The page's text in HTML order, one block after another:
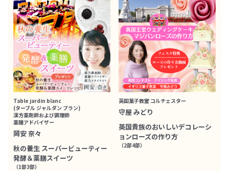
Table jardin blanc
(ターブル ジャルダン ブラン)
漢方薬剤師および調理師
薬膳アドバイザー
岡安 奈々
秋の養生 スーパービューティー
発酵＆薬膳スイーツ
（1部3部）
英国菓子教室 コルチェスター
守屋 みどり
英国貴族のおいしいデコレーシ
ョンローズの作り方
（2部4部）